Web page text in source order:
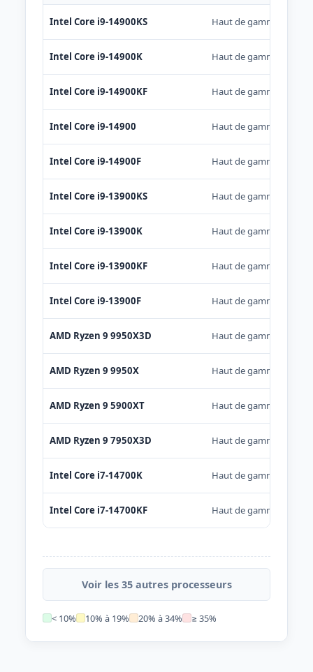
Intel Core i9-14900KS Haut de gamme
Intel Core i9-14900K Haut de gamme
Intel Core i9-14900KF Haut de gamme
Intel Core i9-14900 Haut de gamme
Intel Core i9-14900F Haut de gamme
Intel Core i9-13900KS Haut de gamme
Intel Core i9-13900K Haut de gamme
Intel Core i9-13900KF Haut de gamme
Intel Core i9-13900F Haut de gamme
AMD Ryzen 9 9950X3D Haut de gamme
AMD Ryzen 9 9950X Haut de gamme
AMD Ryzen 9 5900XT Haut de gamme
AMD Ryzen 9 7950X3D Haut de gamme
Intel Core i7-14700K Haut de gamme
Intel Core i7-14700KF Haut de gamme
Voir les 35 autres processeurs
< 10% 10% à 19% 20% à 34% ≥ 35%